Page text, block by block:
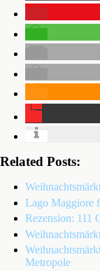
Related Posts:
Lago Maggiore
Rezension: 111
Metropole